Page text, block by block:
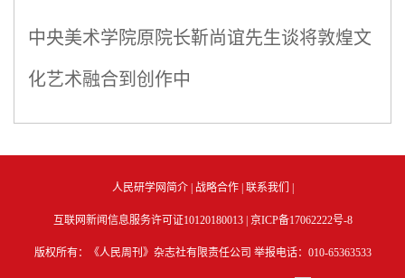
中央美术学院原院长靳尚谊先生谈将敦煌文
化艺术融合到创作中
人民研学网简介| 战略合作| 联系我们
互联网新闻信息服务许可证10120180013 | 京ICP备17062222号-8
版权所有：《人民周刊》杂志社有限责任公司 举报电话：010-65363533